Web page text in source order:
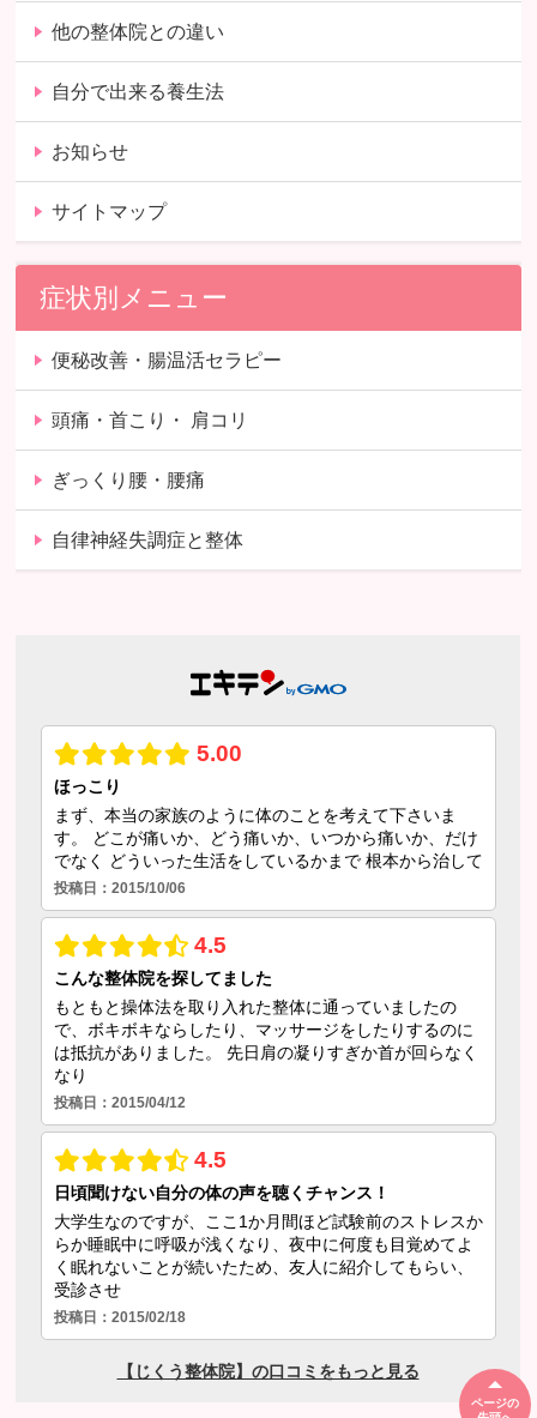
他の整体院との違い
自分で出来る養生法
お知らせ
サイトマップ
症状別メニュー
便秘改善・腸温活セラピー
頭痛・首こり・ 肩コリ
ぎっくり腰・腰痛
自律神経失調症と整体
ページの